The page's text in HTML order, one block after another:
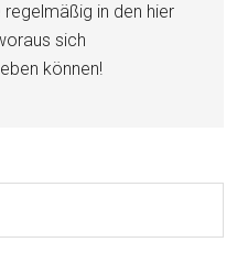
regelmäßig in den hier
sich
können!